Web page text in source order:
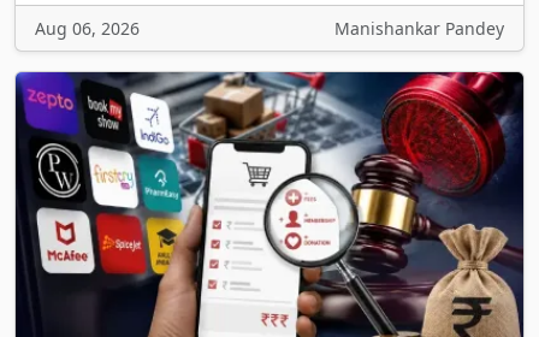
Aug 06, 2026 Manishankar Pandey